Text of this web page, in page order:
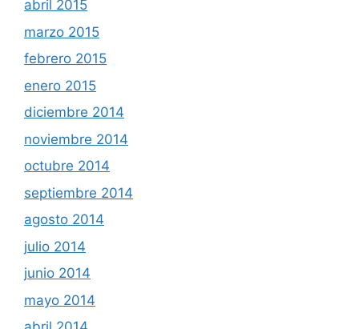
abril 2015
marzo 2015
febrero 2015
enero 2015
diciembre 2014
noviembre 2014
octubre 2014
septiembre 2014
agosto 2014
julio 2014
junio 2014
mayo 2014